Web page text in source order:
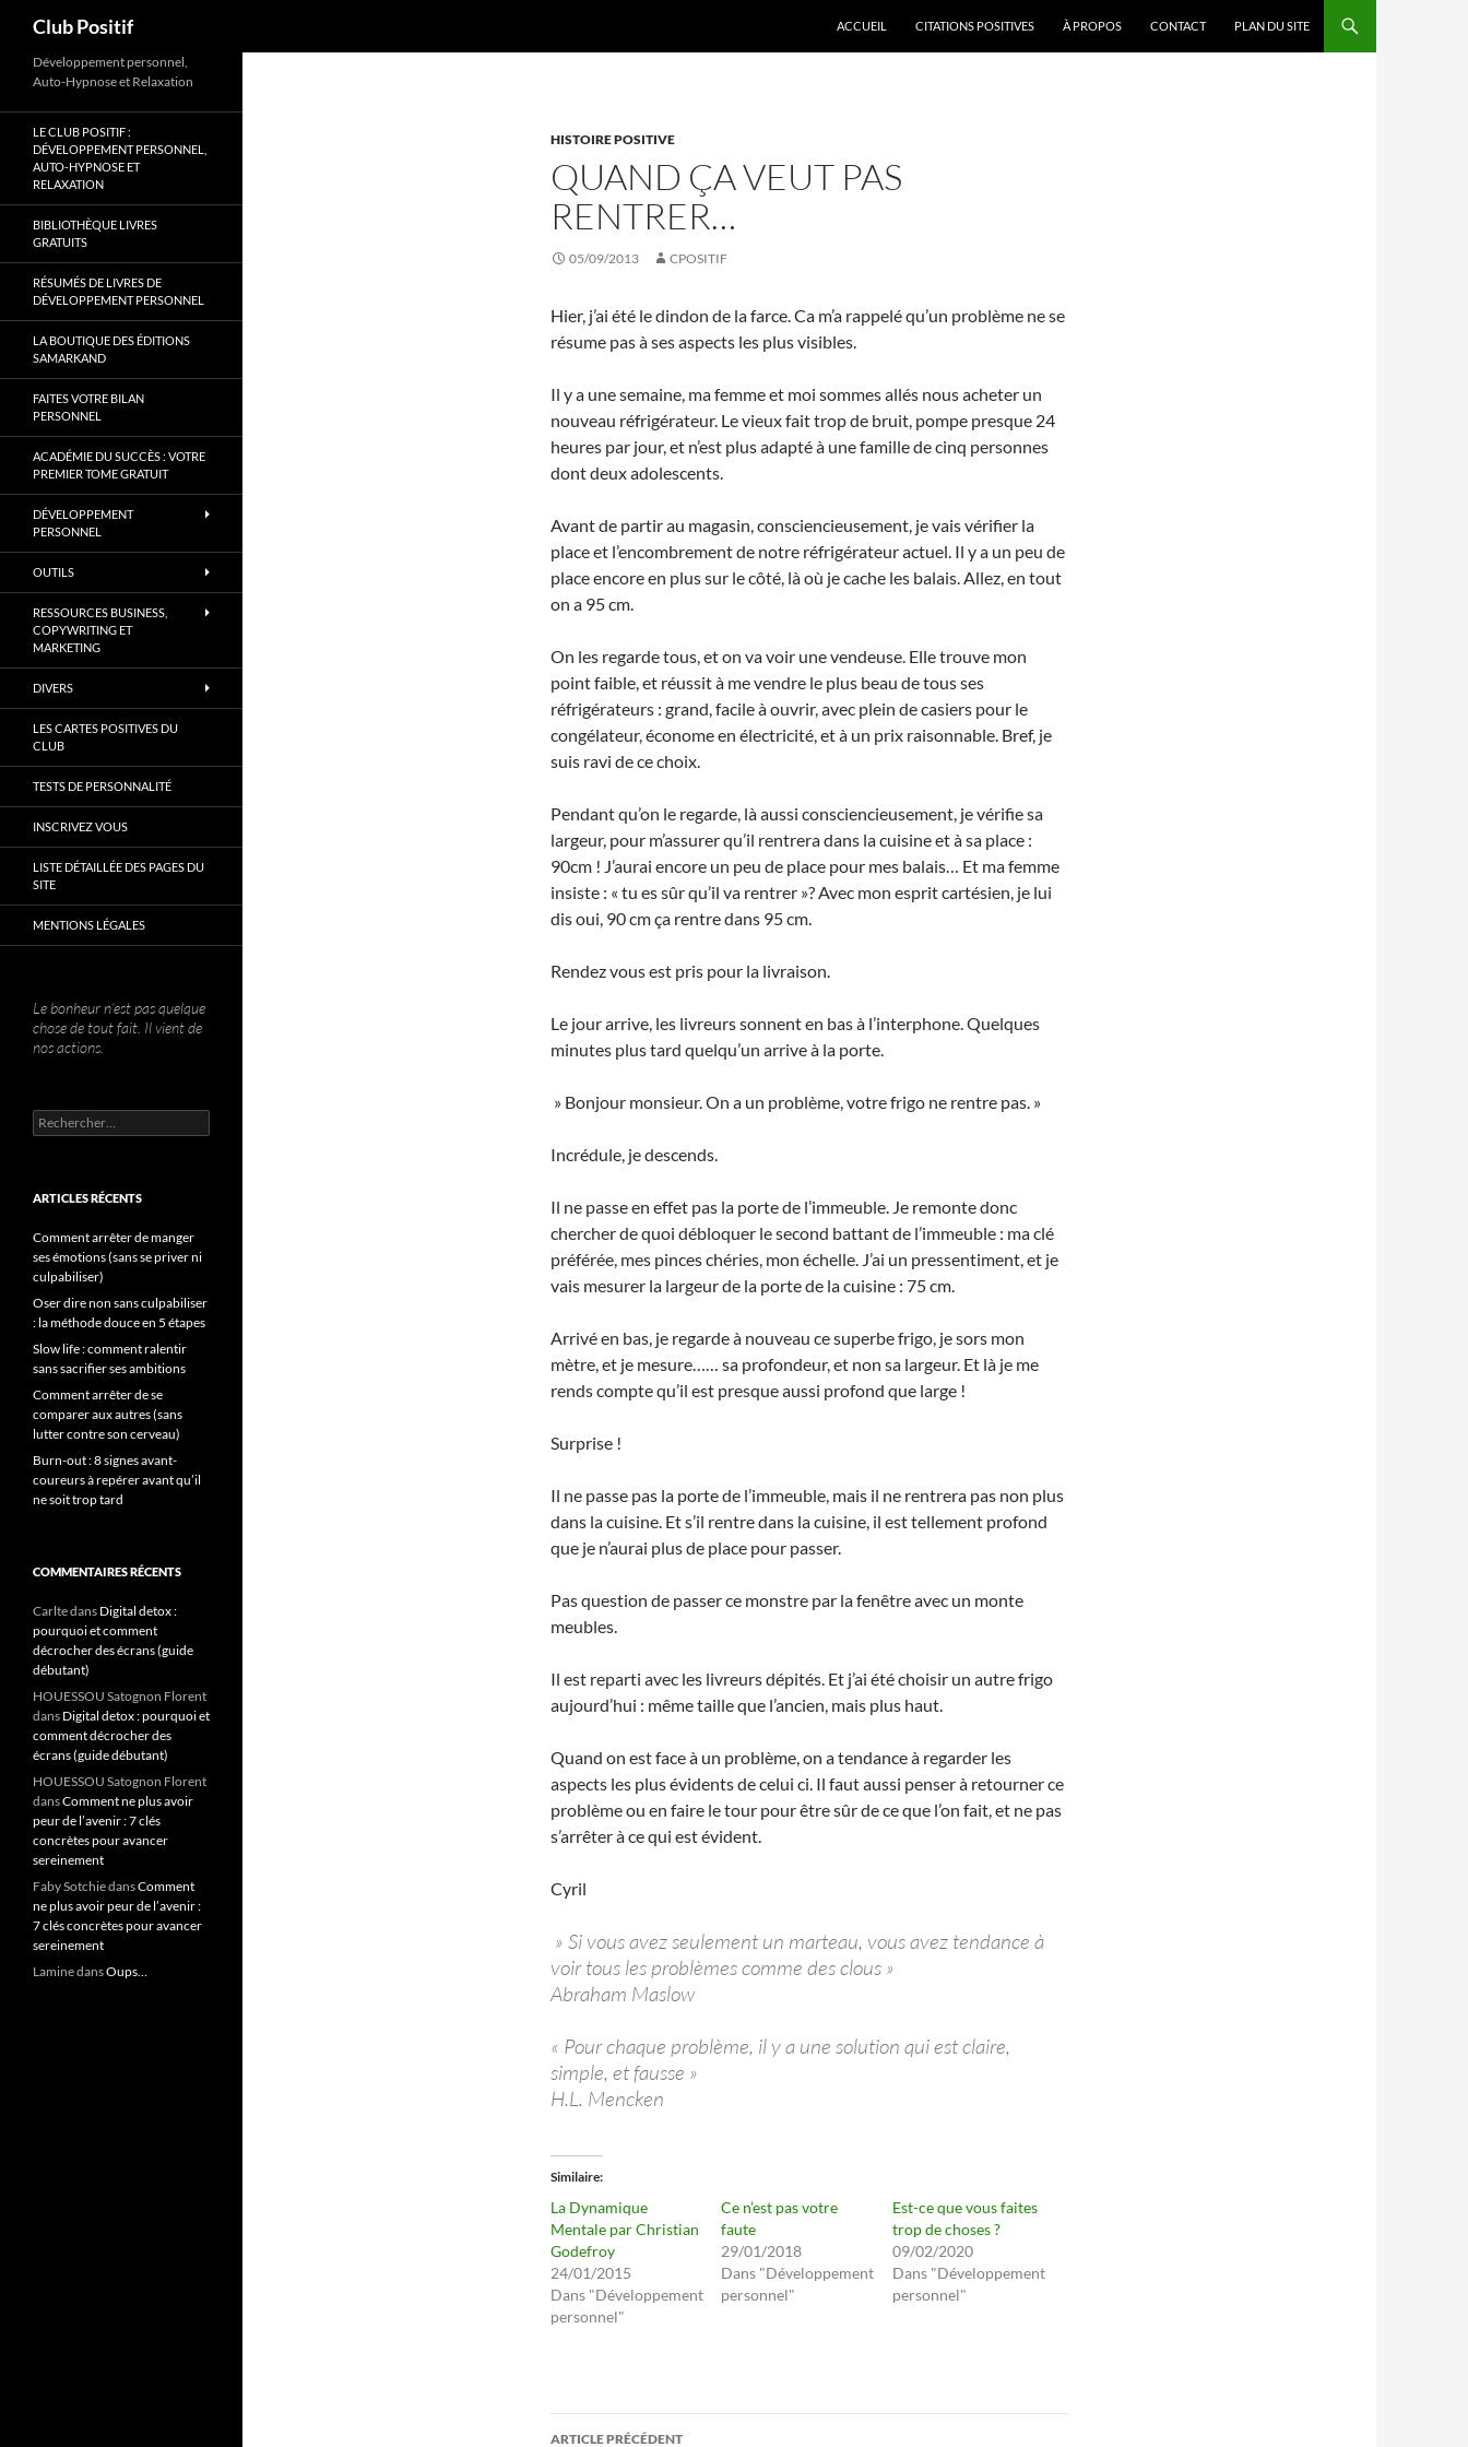
Aller
contenu
Club Positif ACCUEIL CITATIONS POSITIVES À PROPOS CONTACT PLAN DU SITE
HISTOIRE POSITIVE
QUAND ÇA VEUT PAS
RENTRER…
05/09/2013 CPOSITIF
Hier, j’ai été le dindon de la farce. Ca m’a rappelé qu’un problème ne se
résume pas à ses aspects les plus visibles.
Il y a une semaine, ma femme et moi sommes allés nous acheter un
nouveau réfrigérateur. Le vieux fait trop de bruit, pompe presque 24
heures par jour, et n’est plus adapté à une famille de cinq personnes
dont deux adolescents.
Avant de partir au magasin, consciencieusement, je vais vérifier la
place et l’encombrement de notre réfrigérateur actuel. Il y a un peu de
place encore en plus sur le côté, là où je cache les balais. Allez, en tout
on a 95 cm.
On les regarde tous, et on va voir une vendeuse. Elle trouve mon
point faible, et réussit à me vendre le plus beau de tous ses
réfrigérateurs : grand, facile à ouvrir, avec plein de casiers pour le
congélateur, économe en électricité, et à un prix raisonnable. Bref, je
suis ravi de ce choix.
Pendant qu’on le regarde, là aussi consciencieusement, je vérifie sa
largeur, pour m’assurer qu’il rentrera dans la cuisine et à sa place :
90cm ! J’aurai encore un peu de place pour mes balais… Et ma femme
insiste : « tu es sûr qu’il va rentrer »? Avec mon esprit cartésien, je lui
dis oui, 90 cm ça rentre dans 95 cm.
Rendez vous est pris pour la livraison.
Le jour arrive, les livreurs sonnent en bas à l’interphone. Quelques
minutes plus tard quelqu’un arrive à la porte.
» Bonjour monsieur. On a un problème, votre frigo ne rentre pas. »
Incrédule, je descends.
Il ne passe en effet pas la porte de l’immeuble. Je remonte donc
chercher de quoi débloquer le second battant de l’immeuble : ma clé
préférée, mes pinces chéries, mon échelle. J’ai un pressentiment, et je
vais mesurer la largeur de la porte de la cuisine : 75 cm.
Arrivé en bas, je regarde à nouveau ce superbe frigo, je sors mon
mètre, et je mesure…… sa profondeur, et non sa largeur. Et là je me
rends compte qu’il est presque aussi profond que large !
Surprise !
Il ne passe pas la porte de l’immeuble, mais il ne rentrera pas non plus
dans la cuisine. Et s’il rentre dans la cuisine, il est tellement profond
que je n’aurai plus de place pour passer.
Pas question de passer ce monstre par la fenêtre avec un monte
meubles.
Il est reparti avec les livreurs dépités. Et j’ai été choisir un autre frigo
aujourd’hui : même taille que l’ancien, mais plus haut.
Quand on est face à un problème, on a tendance à regarder les
aspects les plus évidents de celui ci. Il faut aussi penser à retourner ce
problème ou en faire le tour pour être sûr de ce que l’on fait, et ne pas
s’arrêter à ce qui est évident.
Cyril
» Si vous avez seulement un marteau, vous avez tendance à
voir tous les problèmes comme des clous »
Abraham Maslow
« Pour chaque problème, il y a une solution qui est claire,
simple, et fausse »
H.L. Mencken
Similaire
La Dynamique
Mentale par Christian
Godefroy
24/01/2015
Dans "Développement
personnel"
Ce n’est pas votre
faute
29/01/2018
Dans "Développement
personnel"
Est-ce que vous faites
trop de choses ?
09/02/2020
Dans "Développement
personnel"
Navigation
ARTICLE PRÉCÉDENT
Développement personnel,
Auto-Hypnose et Relaxation
LE CLUB POSITIF :
DÉVELOPPEMENT PERSONNEL,
AUTO-HYPNOSE ET
RELAXATION
BIBLIOTHÈQUE LIVRES
GRATUITS
RÉSUMÉS DE LIVRES DE
DÉVELOPPEMENT PERSONNEL
LA BOUTIQUE DES ÉDITIONS
SAMARKAND
FAITES VOTRE BILAN
PERSONNEL
ACADÉMIE DU SUCCÈS : VOTRE
PREMIER TOME GRATUIT
DÉVELOPPEMENT
PERSONNEL
OUTILS
RESSOURCES BUSINESS,
COPYWRITING ET
MARKETING
DIVERS
LES CARTES POSITIVES DU
CLUB
TESTS DE PERSONNALITÉ
INSCRIVEZ VOUS
LISTE DÉTAILLÉE DES PAGES DU
SITE
MENTIONS LÉGALES
Le bonheur n’est pas quelque
chose de tout fait. Il vient de
nos actions.
Rechercher :
ARTICLES RÉCENTS
Comment arrêter de manger
ses émotions (sans se priver ni
culpabiliser)
Oser dire non sans culpabiliser
: la méthode douce en 5 étapes
Slow life : comment ralentir
sans sacrifier ses ambitions
Comment arrêter de se
comparer aux autres (sans
lutter contre son cerveau)
Burn-out : 8 signes avant-
coureurs à repérer avant qu’il
ne soit trop tard
COMMENTAIRES RÉCENTS
Carltedans Digital detox :
pourquoi et comment
décrocher des écrans (guide
débutant)
HOUESSOU Satognon Florent
dans Digital detox : pourquoi et
comment décrocher des
écrans (guide débutant)
HOUESSOU Satognon Florent
dansComment ne plus avoir
peur de l’avenir : 7 clés
concrètes pour avancer
sereinement
Faby SotchiedansComment
ne plus avoir peur de l’avenir :
7 clés concrètes pour avancer
sereinement
LaminedansOups…